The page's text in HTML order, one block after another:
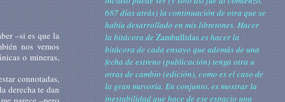
–si es que la
nos vemos
o mineras,
connotadas,
derecha te dan
687 días atrás) la continuación de otra que se
había desarrollado en mis libretones. Hacer
la bitácora de Zambullidas es hacer la
bitácora de cada ensayo que además de una
fecha de estreno (publicación) tenga otra u
otras de cambio (edición), como es el caso de
la gran mayoría. En conjunto, es mostrar la
inestabilidad que hace de ese espacio una